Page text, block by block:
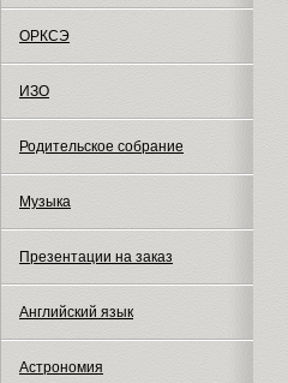
ОРКСЭ
ИЗО
Родительское собрание
Музыка
Презентации на заказ
Английский язык
Астрономия